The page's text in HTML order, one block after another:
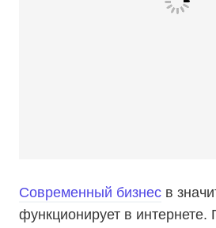
Современный бизнес в
функционирует в интернете.